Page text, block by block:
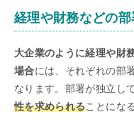
経理や財務などの
大企業のように経理や財
場合には、それぞれの部
なります。部署が独立し
性を求められることにな